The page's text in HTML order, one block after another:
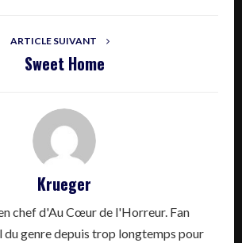
ARTICLE SUIVANT
Sweet Home
Krueger
chef d'Au Cœur de l'Horreur. Fan
du genre depuis trop longtemps pour